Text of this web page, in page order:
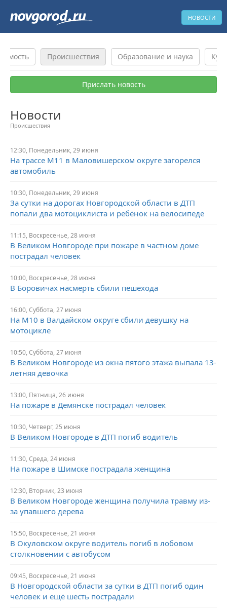
НОВОСТИ
Происшествия Образование и наука
Прислать новость
Новости
Происшествия
12:30, Понедельник, 29 июня
На трассе М11 в Маловишерском округе загорелся
автомобиль
10:30, Понедельник, 29 июня
За сутки на дорогах Новгородской области в ДТП
попали два мотоциклиста и ребёнок на велосипеде
11:15, Воскресенье, 28 июня
В Великом Новгороде при пожаре в частном доме
пострадал человек
10:00, Воскресенье, 28 июня
В Боровичах насмерть сбили пешехода
16:00, Суббота, 27 июня
На М10 в Валдайском округе сбили девушку на
мотоцикле
10:50, Суббота, 27 июня
В Великом Новгороде из окна пятого этажа выпала 13-
летняя девочка
13:00, Пятница, 26 июня
На пожаре в Демянске пострадал человек
10:30, Четверг, 25 июня
В Великом Новгороде в ДТП погиб водитель
11:30, Среда, 24 июня
На пожаре в Шимске пострадала женщина
12:30, Вторник, 23 июня
В Великом Новгороде женщина получила травму из-
за упавшего дерева
15:50, Воскресенье, 21 июня
В Окуловском округе водитель погиб в лобовом
столкновении с автобусом
09:45, Воскресенье, 21 июня
В Новгородской области за сутки в ДТП погиб один
человек и ещё шесть пострадали